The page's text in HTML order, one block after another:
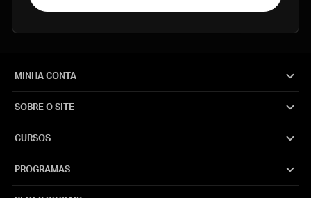
MINHA CONTA
SOBRE O SITE
CURSOS
PROGRAMAS